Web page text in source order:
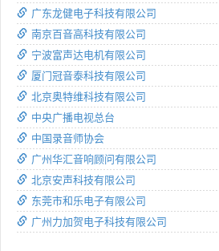
广东龙健电子科技有限公司
南京百音高科技有限公司
宁波富声达电机有限公司
厦门冠音泰科技有限公司
北京奥特维科技有限公司
中央广播电视总台
中国录音师协会
广州华汇音响顾问有限公司
北京安声科技有限公司
东莞市和乐电子有限公司
广州力加贺电子科技有限公司